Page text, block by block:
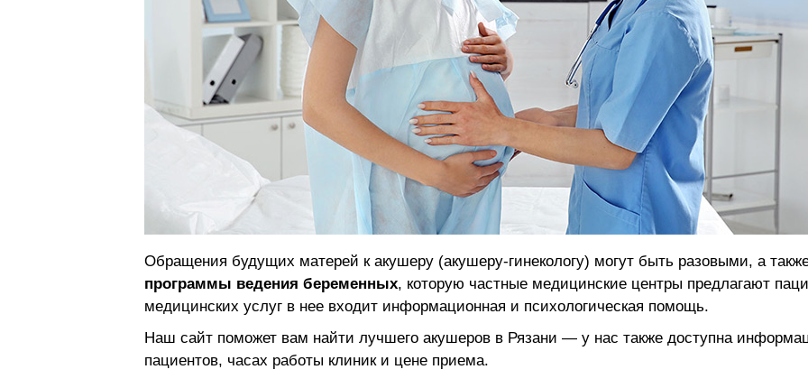
Обращения будущих матерей к акушеру (акушеру-гинекологу) могут быть разовыми, а
программы ведения беременных, которую частные медицинские центры предлагают
медицинских услуг в нее входит информационная и психологическая помощь.
Наш сайт поможет вам найти лучшего акушеров в Рязани — у нас также доступна
пациентов, часах работы клиник и цене приема.